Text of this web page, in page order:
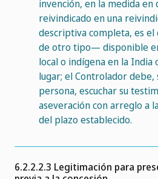
invención, en la medida en
reivindicado en una
descriptiva completa, es
de otro tipo— disponible
local o indígena en la India
lugar; el Controlador debe,
persona, escuchar su
aseveración con arreglo a
del plazo establecido.
6.2.2.2.3 Legitimación para